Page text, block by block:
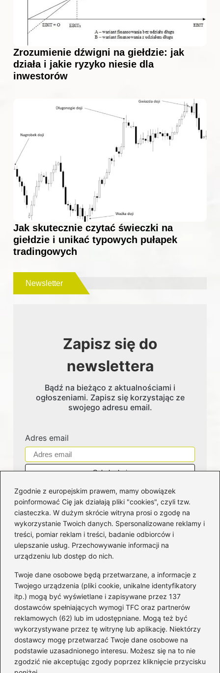
Zgodnie z europejskim prawem, mamy obowiązek
poinformować Cię jak działają pliki "cookies", czyli tzw.
ciasteczka. W dużym skrócie witryna prosi o zgodę na
wykorzystanie Twoich danych. Spersonalizowane reklamy i
treści, pomiar reklam i treści, badanie odbiorców i
ulepszanie usług. Przechowywanie informacji na
urządzeniu lub dostęp do nich.
Twoje dane osobowe będą przetwarzane, a informacje z
Twojego urządzenia (pliki cookie, unikalne identyfikatory
itp.) mogą być wyświetlane i zapisywane przez 137
dostawców spełniających wymogi TFC oraz partnerów
reklamowych (62) lub im udostępniane. Mogą też być
wykorzystywane przez tę witrynę lub aplikację. Niektórzy
dostawcy mogę przetwarzać Twoje dane osobowe na
podstawie uzasadnionego interesu. Możesz się na to nie
zgodzić nie akceptując zgody poprzez kliknięcie przycisku
Zrozumienie dźwigni na giełdzie: jak
działa i jakie ryzyko niesie dla
inwestorów
Jak skutecznie czytać świeczki na
giełdzie i unikać typowych pułapek
tradingowych
Newsletter
Zapisz się do
newslettera
Bądź na bieżąco z aktualnościami i
ogłoszeniami. Zapisz się korzystając ze
swojego adresu email.
Adres email
Kategorie
Bankowość (181)
Fundusze
(36)
Giełda(28)
Inwestycje(49)
Rentowność(32)
Rozliczenia(196)
Świadczenia socjalne(58)
Waluty(21)
Windykacja(49)